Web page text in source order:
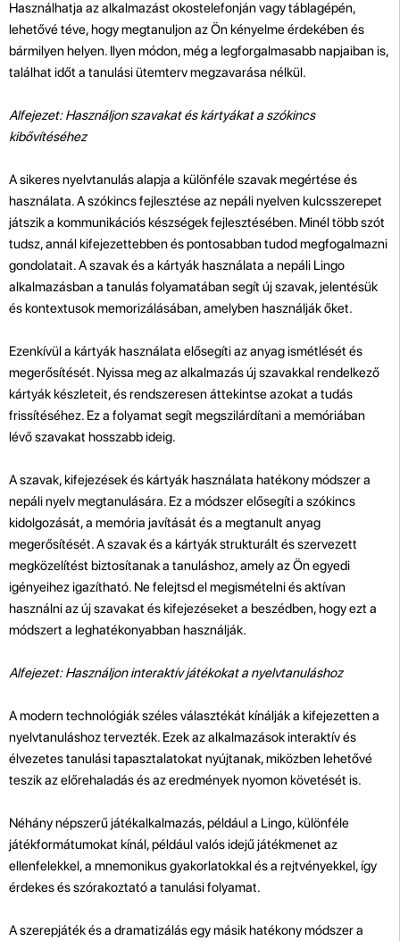
Használhatja az alkalmazást okostelefonján vagy táblagépén,
lehetővé téve, hogy megtanuljon az Ön kényelme érdekében és
bármilyen helyen. Ilyen módon, még a legforgalmasabb napjaiban is,
találhat időt a tanulási ütemterv megzavarása nélkül.
Alfejezet: Használjon szavakat és kártyákat a szókincs
kibővítéséhez
A sikeres nyelvtanulás alapja a különféle szavak megértése és
használata. A szókincs fejlesztése az nepáli nyelven kulcsszerepet
játszik a kommunikációs készségek fejlesztésében. Minél több szót
tudsz, annál kifejezettebben és pontosabban tudod megfogalmazni
gondolatait. A szavak és a kártyák használata a nepáli Lingo
alkalmazásban a tanulás folyamatában segít új szavak, jelentésük
és kontextusok memorizálásában, amelyben használják őket.
Ezenkívül a kártyák használata elősegíti az anyag ismétlését és
megerősítését. Nyissa meg az alkalmazás új szavakkal rendelkező
kártyák készleteit, és rendszeresen áttekintse azokat a tudás
frissítéséhez. Ez a folyamat segít megszilárdítani a memóriában
lévő szavakat hosszabb ideig.
A szavak, kifejezések és kártyák használata hatékony módszer a
nepáli nyelv megtanulására. Ez a módszer elősegíti a szókincs
kidolgozását, a memória javítását és a megtanult anyag
megerősítését. A szavak és a kártyák strukturált és szervezett
megközelítést biztosítanak a tanuláshoz, amely az Ön egyedi
igényeihez igazítható. Ne felejtsd el megismételni és aktívan
használni az új szavakat és kifejezéseket a beszédben, hogy ezt a
módszert a leghatékonyabban használják.
Alfejezet: Használjon interaktív játékokat a nyelvtanuláshoz
A modern technológiák széles választékát kínálják a kifejezetten a
nyelvtanuláshoz tervezték. Ezek az alkalmazások interaktív és
élvezetes tanulási tapasztalatokat nyújtanak, miközben lehetővé
teszik az előrehaladás és az eredmények nyomon követését is.
Néhány népszerű játékalkalmazás, például a Lingo, különféle
játékformátumokat kínál, például valós idejű játékmenet az
ellenfelekkel, a mnemonikus gyakorlatokkal és a rejtvényekkel, így
érdekes és szórakoztató a tanulási folyamat.
A szerepjáték és a dramatizálás egy másik hatékony módszer a